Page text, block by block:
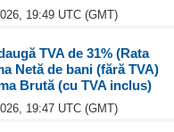
19:49 UTC (GMT)
TVA de 31% (Rata
Netă de bani (fără TVA)
Brută (cu TVA inclus)
19:47 UTC (GMT)